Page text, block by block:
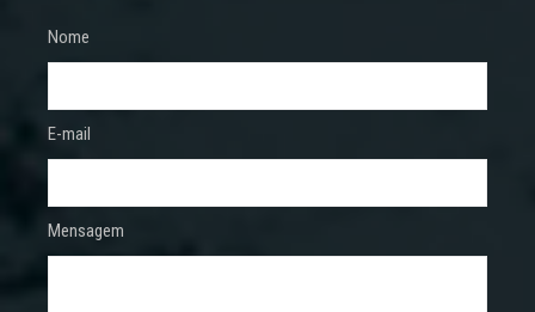
Nome
E-mail
Mensagem